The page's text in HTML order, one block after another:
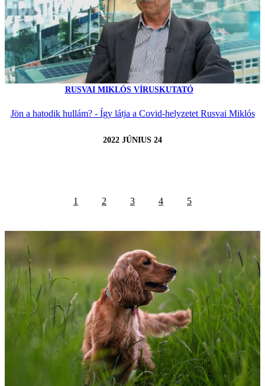
RUSVAI MIKLÓS VÍRUSKUTATÓ
Jön a hatodik hullám? - Így látja a Covid-helyzetet Rusvai Miklós
2022 JÚNIUS 24
1 2 3 4 5